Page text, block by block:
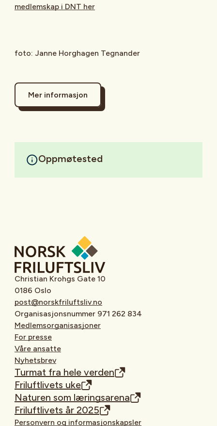
medlemskap i DNT her
foto: Janne Horghagen Tegnander
Mer informasjon
Oppmøtested
Christian Krohgs Gate 10
0186 Oslo
post@norskfriluftsliv.no
Organisasjonsnummer 971 262 834
Medlemsorganisasjoner
For presse
Våre ansatte
Nyhetsbrev
Turmat fra hele verden
Friluftlivets uke
Naturen som læringsarena
Friluftlivets år 2025
Personvern og informasjonskapsler